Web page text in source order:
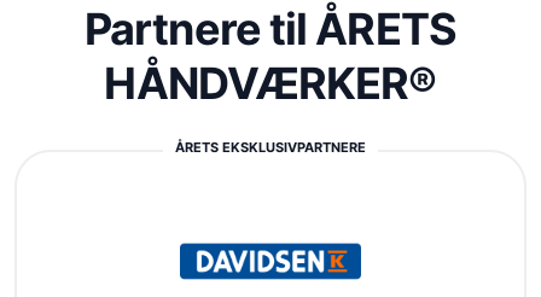
Partnere til ÅRETS
HÅNDVÆRKER®
ÅRETS EKSKLUSIVPARTNERE